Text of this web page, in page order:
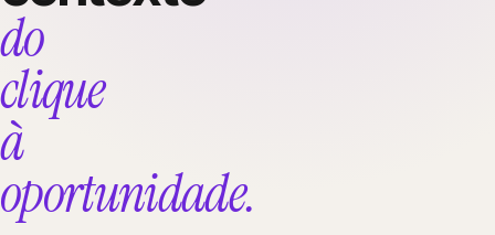
do
clique
à
oportunidade.